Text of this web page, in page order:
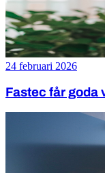
24 februari 2026
Fastec får goda